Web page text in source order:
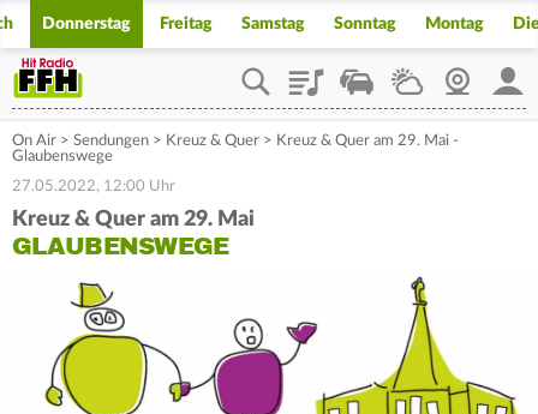
Donnerstag Freitag Samstag Sonntag Montag
PlaylistStaupilotWetterWebcam
On Air > Sendungen > Kreuz & Quer > Kreuz & Quer am 29. Mai -
Glaubenswege
27.05.2022, 12:00 Uhr
Kreuz & Quer am 29. Mai
GLAUBENSWEGE